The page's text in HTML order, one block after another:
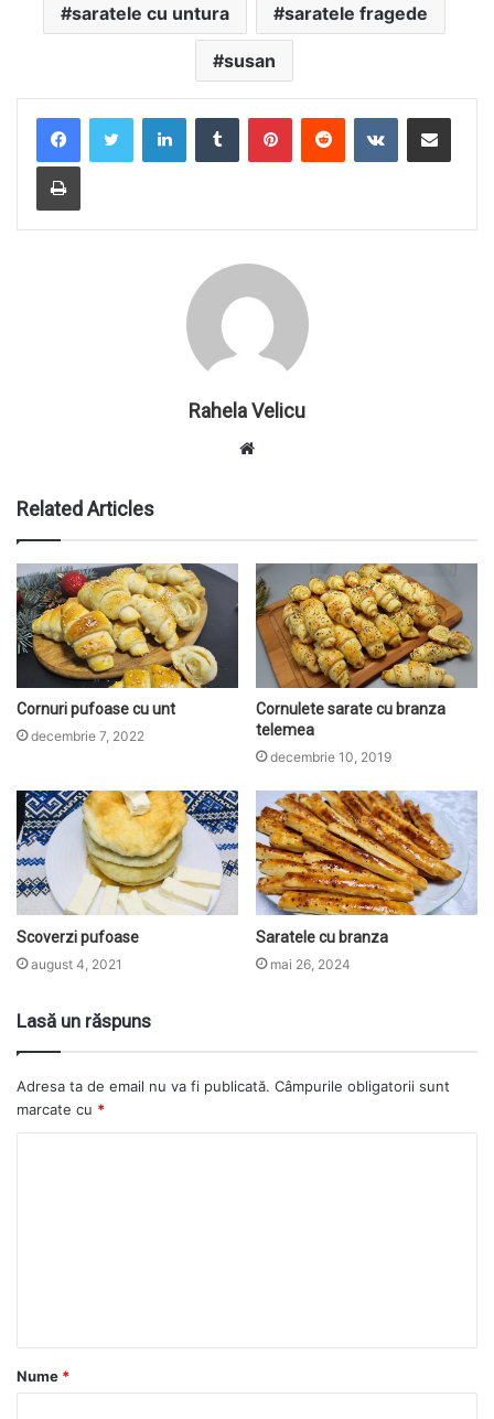
saratele cu untura saratele fragede
susan
Rahela Velicu
t
e
Related Articles
Cornuri pufoase cu unt
decembrie 7, 2022
Cornulete sarate cu branza
telemea
decembrie 10, 2019
Scoverzi pufoase
august 4, 2021
Saratele cu branza
mai 26, 2024
Lasă un răspuns
Adresa ta de email nu va fi publicată. Câmpurile obligatorii sunt
marcate cu *
Nume *